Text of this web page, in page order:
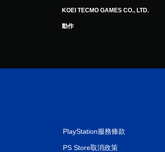
KOEI TECMO GAMES CO., LTD.
動作
PlayStation服務條款
PS Store取消政策